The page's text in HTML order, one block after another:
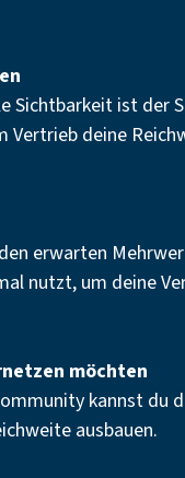
Sichtbarkeit ist der
Vertrieb deine
erwarten
nutzt, um deine
möchten
kannst du
ausbauen.